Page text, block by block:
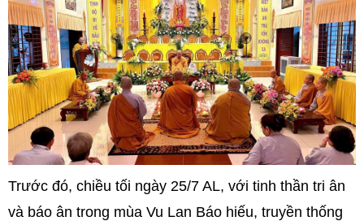
Trước đó, chiều tối ngày 25/7 AL, với tinh thần tri ân
và báo ân trong mùa Vu Lan Báo hiếu, truyền thống